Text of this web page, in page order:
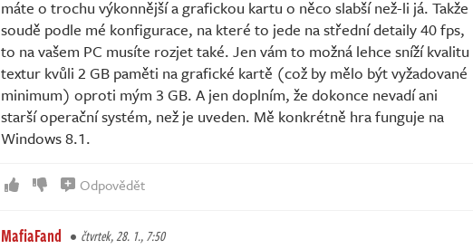
máte o trochu výkonnější a grafickou kartu o něco slabší než-li já. Takže
soudě podle mé konfigurace, na které to jede na střední detaily 40 fps,
to na vašem PC musíte rozjet také. Jen vám to možná lehce sníží kvalitu
textur kvůli 2 GB paměti na grafické kartě (což by mělo být vyžadované
minimum) oproti mým 3 GB. A jen doplním, že dokonce nevadí ani
starší operační systém, než je uveden. Mě konkrétně hra funguje na
Windows 8.1.
Odpovědět
MafiaFand čtvrtek, 28. 1., 7:50